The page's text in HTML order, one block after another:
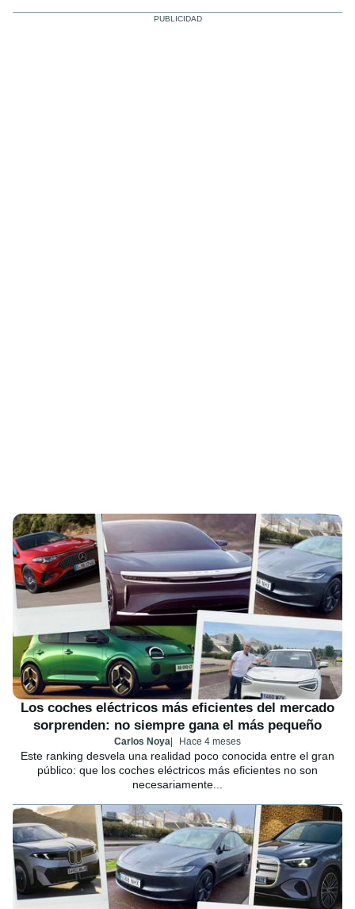
Los coches eléctricos más eficientes del mercado
sorprenden: no siempre gana el más pequeño
Carlos Noya Hace 4 meses
Este ranking desvela una realidad poco conocida entre el gran
público: que los coches eléctricos más eficientes no son
necesariamente...